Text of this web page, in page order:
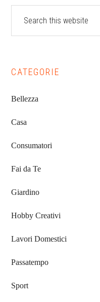
Sidebar
website
CATEGORIE
Bellezza
Casa
Consumatori
Fai da Te
Giardino
Hobby Creativi
Lavori Domestici
Passatempo
Sport